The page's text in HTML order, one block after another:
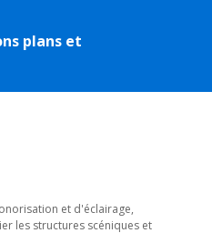
plans et
et d'éclairage,
les structures scéniques et